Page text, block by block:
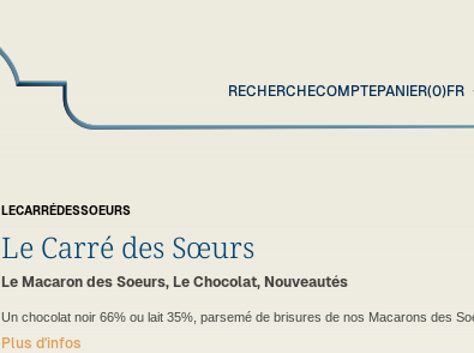
RECHERCHECOMPTEPANIER(0)FR
LECARRÉDESSOEURS
Le Carré des Sœurs
Le Macaron des Soeurs, Le Chocolat, Nouveautés
Un chocolat noir 66% ou lait 35%, parsemé de brisures de nos Macarons des
Plus d'infos